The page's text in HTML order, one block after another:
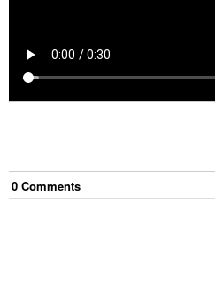
0 Comments